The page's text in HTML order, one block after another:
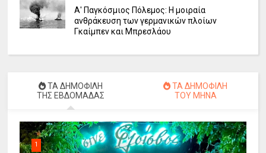
Α' Παγκόσμιος Πόλεμος: Η μοιραία
ανθράκευση των γερμανικών πλοίων
Γκαίμπεν και Μπρεσλάου
ΤΑ ΔΗΜΟΦΙΛΗ
ΤΗΣ ΕΒΔΟΜΑΔΑΣ
ΤΑ ΔΗΜΟΦΙΛΗ
ΤΟΥ ΜΗΝΑ
1